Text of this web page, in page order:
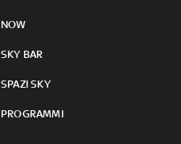
NOW
SKY BAR
SPAZI SKY
PROGRAMMI